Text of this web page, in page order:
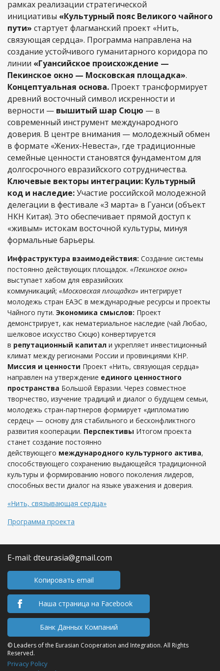
рамках реализации стратегической
инициативы «Культурный пояс Великого чайного
пути» стартует флагманский проект «Нить,
связующая сердца». Программа направлена на
создание устойчивого гуманитарного коридора по
линии «Гуансийское происхождение —
Пекинское окно — Московская площадка».
Концептуальная основа. Проект трансформирует
древний восточный символ искренности и
верности — вышитый шар Сюцю — в
современный инструмент международного
доверия. В центре внимания — молодежный обмен
в формате «Жених-Невеста», где традиционные
семейные ценности становятся фундаментом для
долгосрочного евразийского сотрудничества.
Ключевые векторы интеграции: Культурный
код и наследие:Участие российской молодежной
делегации в фестивале «3 марта» в Гуанси (объект
НКН Китая). Это обеспечивает прямой доступ к
«живым» истокам восточной культуры, минуя
формальные барьеры.
Инфраструктура взаимодействия: Создание системы
постоянно действующих площадок. «Пекинское окно»
выступает хабом для евразийских
коммуникаций; «Московская площадка» интегрирует
молодежь стран ЕАЭС в международные ресурсы и проекты
Чайного пути. Экономика смыслов: Проект
демонстрирует, как нематериальное наследие (чай Любао,
шелковое искусство Сюцю) конвертируется
в репутационный капитал и укрепляет инвестиционный
климат между регионами России и провинциями КНР.
Миссия и ценности Проект «Нить, связующая сердца»
направлен на утверждение единого ценностного
пространства Большой Евразии. Через совместное
творчество, изучение традиций и диалог о будущем семьи,
молодежь стран-партнеров формирует «дипломатию
сердец» — основу для стабильного и бесконфликтного
развития кооперации. Перспективы Итогом проекта
станет создание постоянно
действующего международного культурного актива,
способствующего сохранению выдающейся традиционной
культуры и формированию нового поколения лидеров,
способных вести диалог на языке уважения и доверия.
«Нить, связывающая сердца»
Программа проекта
E-mail: dteurasia@gmail.com
Копировать email
Наша страница на Facebook
Банк Данных Компаний
© Leaders of the Eurasian Cooperation and Integration. All Rights
Reserved.
Privacy Policy